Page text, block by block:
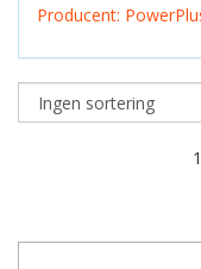
Producent: